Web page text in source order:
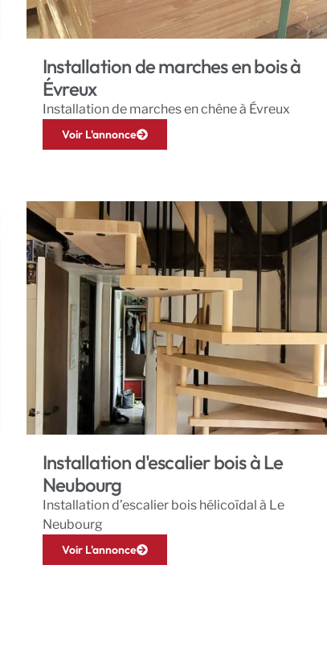
Installation de marches en bois à
Évreux
Installation de marches en chêne à Évreux
Voir L'annonce
Installation d'escalier bois à Le
Neubourg
Installation d’escalier bois hélicoïdal à Le
Neubourg
Voir L'annonce